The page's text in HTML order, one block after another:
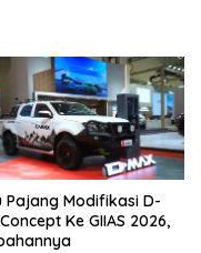
Pajang Modifikasi D-
Ke GIIAS 2026,